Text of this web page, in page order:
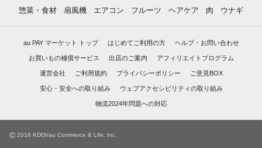
惣菜・食材
扇風機 エアコン フルーツ ヘアケア 肉 ウナギ
au PAY マーケット トップ はじめてご利用の方 ヘルプ・お問い合わせ
お買いもの補償サービス 出店のご案内 アフィリエイトプログラム
運営会社 ご利用規約 プライバシーポリシー ご意見BOX
安心・安全への取り組み ウェブアクセシビリティの取り組み
物流2024年問題への対応
© 2016 KDDI/au Commerce & Life, Inc.